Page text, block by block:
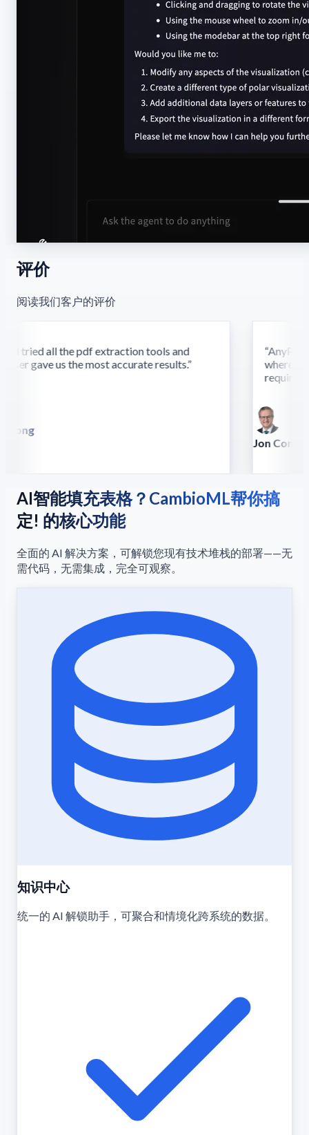
评价
阅读我们客户的评价
tried all the pdf extraction tools and
gave us the most accurate results.”
where
require
Jon Conradt
AI智能填充表格？CambioML帮你搞
定! 的核心功能
全面的 AI 解决方案，可解锁您现有技术堆栈的部署——无
需代码，无需集成，完全可观察。
知识中心
统一的 AI 解锁助手，可聚合和情境化跨系统的数据。